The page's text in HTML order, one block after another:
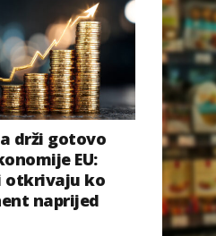
drži gotovo
EU:
otkrivaju ko
naprijed